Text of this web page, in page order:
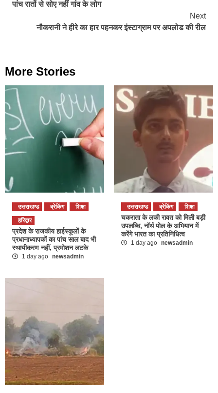
पांच रातों से सोए नहीं गांव के लोग
Next
नौकरानी ने हीरे का हार पहनकर इंस्टाग्राम पर अपलोड की रील
More Stories
उत्तराखण्ड ब्रेकिंग
शिक्षा
हरिद्वार
प्रदेश के राजकीय हाईस्कूलों के
प्रधानाध्यापकों का पांच साल बाद भी
स्थायीकरण नहीं, प्रमोशन लटके
1 day ago newsadmin
उत्तराखण्ड ब्रेकिंग शिक्षा
चकराता के लकी रावत को मिली बड़ी
उपलब्धि, नॉर्थ पोल के अभियान में
करेंगे भारत का प्रतिनिधित्व
1 day ago newsadmin